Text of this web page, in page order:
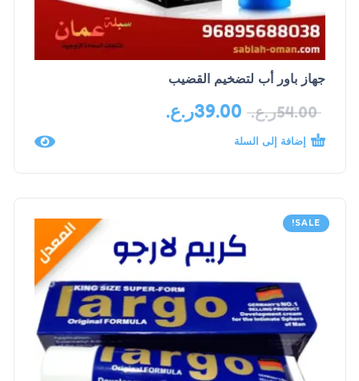
جهاز باور أب لتضخيم القضيب
54.00ر.ع. 39.00ر.ع.
إضافة إلى السلة
SALE!